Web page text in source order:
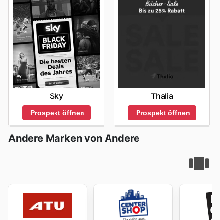
Sky
Prospekt öffnen
Thalia
Prospekt öffnen
Andere Marken von Andere